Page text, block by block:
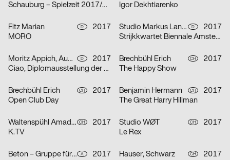
Schauburg – Spielzeit 2017/2018
Igor Dekhtiarenko
Fitz Marian D
2017
MORO
Studio Markus Lange D
2017
Strijkkwartet Biennale Amsterdam 2018
Moritz Appich, Audretsch Massimiliano, Bruno Jacoby D
2017
Ciao, Diplomausstellung der HfG Karlsruhe
Brechbühl Erich CH
2017
The Happy Show
Brechbühl Erich CH
2017
Open Club Day
Benjamin Hermann CH
2017
The Great Harry Hillman
Waltenspühl Amadeus CH
2017
K.TV
Studio WØT CH
2017
Le Rex
Beton – Gruppe für Gestaltung A
2017
Hauser, Schwarz CH
2017